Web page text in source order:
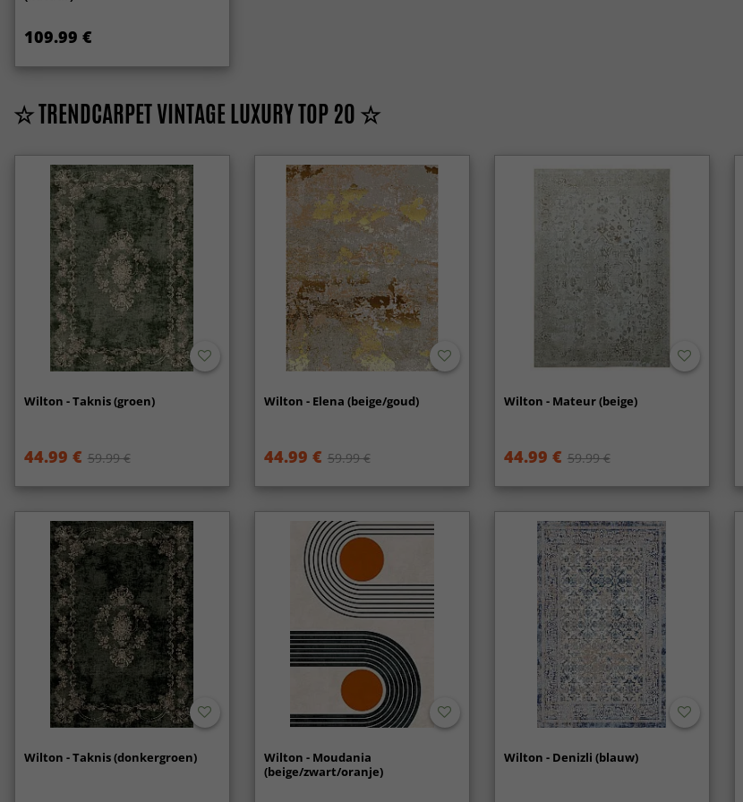
109.99 €
☆ TRENDCARPET VINTAGE LUXURY TOP 20 ☆
Wilton - Taknis (groen)
44.99 € 59.99 €
Wilton - Elena (beige/goud)
44.99 € 59.99 €
Wilton - Mateur (beige)
44.99 € 59.99 €
Wilton - Taknis (donkergroen)
Wilton - Moudania
(beige/zwart/oranje)
Wilton - Denizli (blauw)